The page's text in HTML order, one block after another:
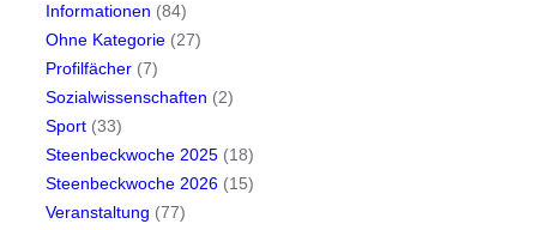
Informationen (84)
Ohne Kategorie (27)
Profilfächer (7)
Sozialwissenschaften (2)
Sport (33)
Steenbeckwoche 2025 (18)
Steenbeckwoche 2026 (15)
Veranstaltung (77)